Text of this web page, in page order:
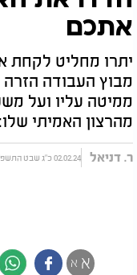
אתכם
יתרו מחליט לקחת
מבוץ העבודה
ממיטה עליו ועל
מהרצון האמיתי
ר. דניאל 02.02.24 כ"ג שבט התשפ"ד
א א